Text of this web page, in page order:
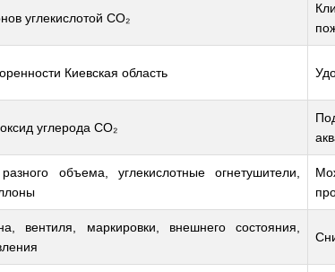
углекислотой CO₂
Киевская область
углерода CO₂
объема, углекислотные огнетушители,
вентиля, маркировки, внешнего состояния,